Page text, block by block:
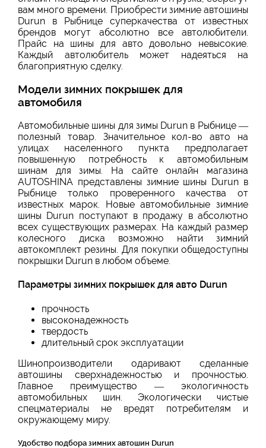
вам много времени. Приобрести зимние автошины
Durun в Рыбнице суперкачества от известных
брендов могут абсолютно все автолюбители.
Прайс на шины для авто довольно невысокие.
Каждый автолюбитель может надеяться на
благоприятную сделку.
Модели зимних покрышек для
автомобиля
Автомобильные шины для зимы Durun в Рыбнице —
полезный товар. Значительное кол-во авто на
улицах населенного пункта предполагает
повышенную потребность к автомобильным
шинам для зимы. На сайте онлайн магазина
AUTOSHINA представлены зимние шины Durun в
Рыбнице только проверенного качества от
известных марок. Новые автомобильные зимние
шины Durun поступают в продажу в абсолютно
всех существующих размерах. На каждый размер
колесного диска возможно найти зимний
автокомплект резины. Для покупки общедоступны
покрышки Durun в любом объеме.
Параметры зимних покрышек для авто Durun
прочность
высоконадежность
твердость
длительный срок эксплуатации
Шинопроизводители одаривают сделанные
автошины сверхнадежностью и прочностью.
Главное преимущество — экологичность
автомобильных шин. Экологически чистые
спецматериалы не вредят потребителям и
окружающему миру.
Удобство подбора зимних автошин Durun